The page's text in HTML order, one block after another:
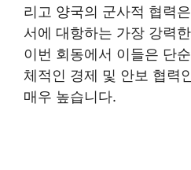
리고 양국의 군사적 협력
서에 대항하는 가장 강력
이번 회동에서 이들은 단
체적인 경제 및 안보 협력
매우 높습니다.